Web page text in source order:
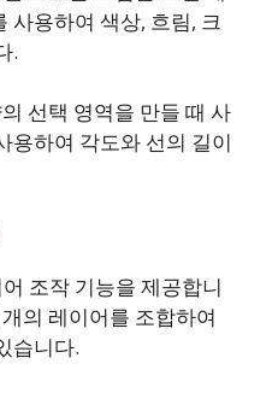
사용하여 색상, 흐림, 크
.
선택 영역을 만들 때 사
용하여 각도와 선의 길이
조작 기능을 제공합니
의 레이어를 조합하여
습니다.